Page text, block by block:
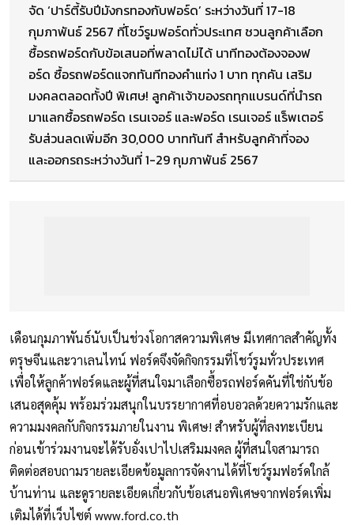
จัด ‘ปาร์ตี้รับปีมังกรทองกับฟอร์ด’ ระหว่างวันที่ 17-18
กุมภาพันธ์ 2567 ที่โชว์รูมฟอร์ดทั่วประเทศ ชวนลูกค้าเลือก
ซื้อรถฟอร์ดกับข้อเสนอที่พลาดไม่ได้ นาทีทองต้องจองฟ
อร์ด ซื้อรถฟอร์ดแจกทันทีทองคำแท่ง 1 บาท ทุกคัน เสริม
มงคลตลอดทั้งปี พิเศษ! ลูกค้าเจ้าของรถทุกแบรนด์ที่นำรถ
มาแลกซื้อรถฟอร์ด เรนเจอร์ และฟอร์ด เรนเจอร์ แร็พเตอร์
รับส่วนลดเพิ่มอีก 30,000 บาททันที สำหรับลูกค้าที่จอง
และออกรถระหว่างวันที่ 1-29 กุมภาพันธ์ 2567
เดือนกุมภาพันธ์นับเป็นช่วงโอกาสความพิเศษ มีเทศกาลสำคัญทั้ง
ตรุษจีนและวาเลนไทน์ ฟอร์ดจึงจัดกิจกรรมที่โชว์รูมทั่วประเทศ
เพื่อให้ลูกค้าฟอร์ดและผู้ที่สนใจมาเลือกซื้อรถฟอร์ดคันที่ใช่กับข้อ
เสนอสุดคุ้ม พร้อมร่วมสนุกในบรรยากาศที่อบอวลด้วยความรักและ
ความมงคลกับกิจกรรมภายในงาน พิเศษ! สำหรับผู้ที่ลงทะเบียน
ก่อนเข้าร่วมงานจะได้รับอั่งเปาไปเสริมมงคล ผู้ที่สนใจสามารถ
ติดต่อสอบถามรายละเอียดข้อมูลการจัดงานได้ที่โชว์รูมฟอร์ดใกล้
บ้านท่าน และดูรายละเอียดเกี่ยวกับข้อเสนอพิเศษจากฟอร์ดเพิ่ม
เติมได้ที่เว็บไซต์ www.ford.co.th